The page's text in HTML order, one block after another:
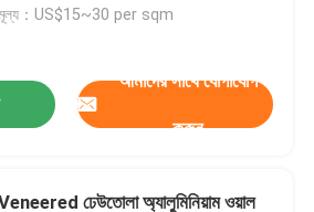
：US$15~30 per sqm
আমাদের সাথে যোগাযোগ
করুন
ঢেউতোলা অ্যালুমিনিয়াম ওয়াল